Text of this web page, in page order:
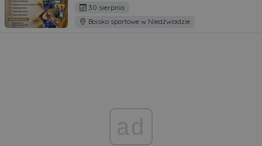
30 sierpnia
Boisko sportowe w Niedźwiadzie